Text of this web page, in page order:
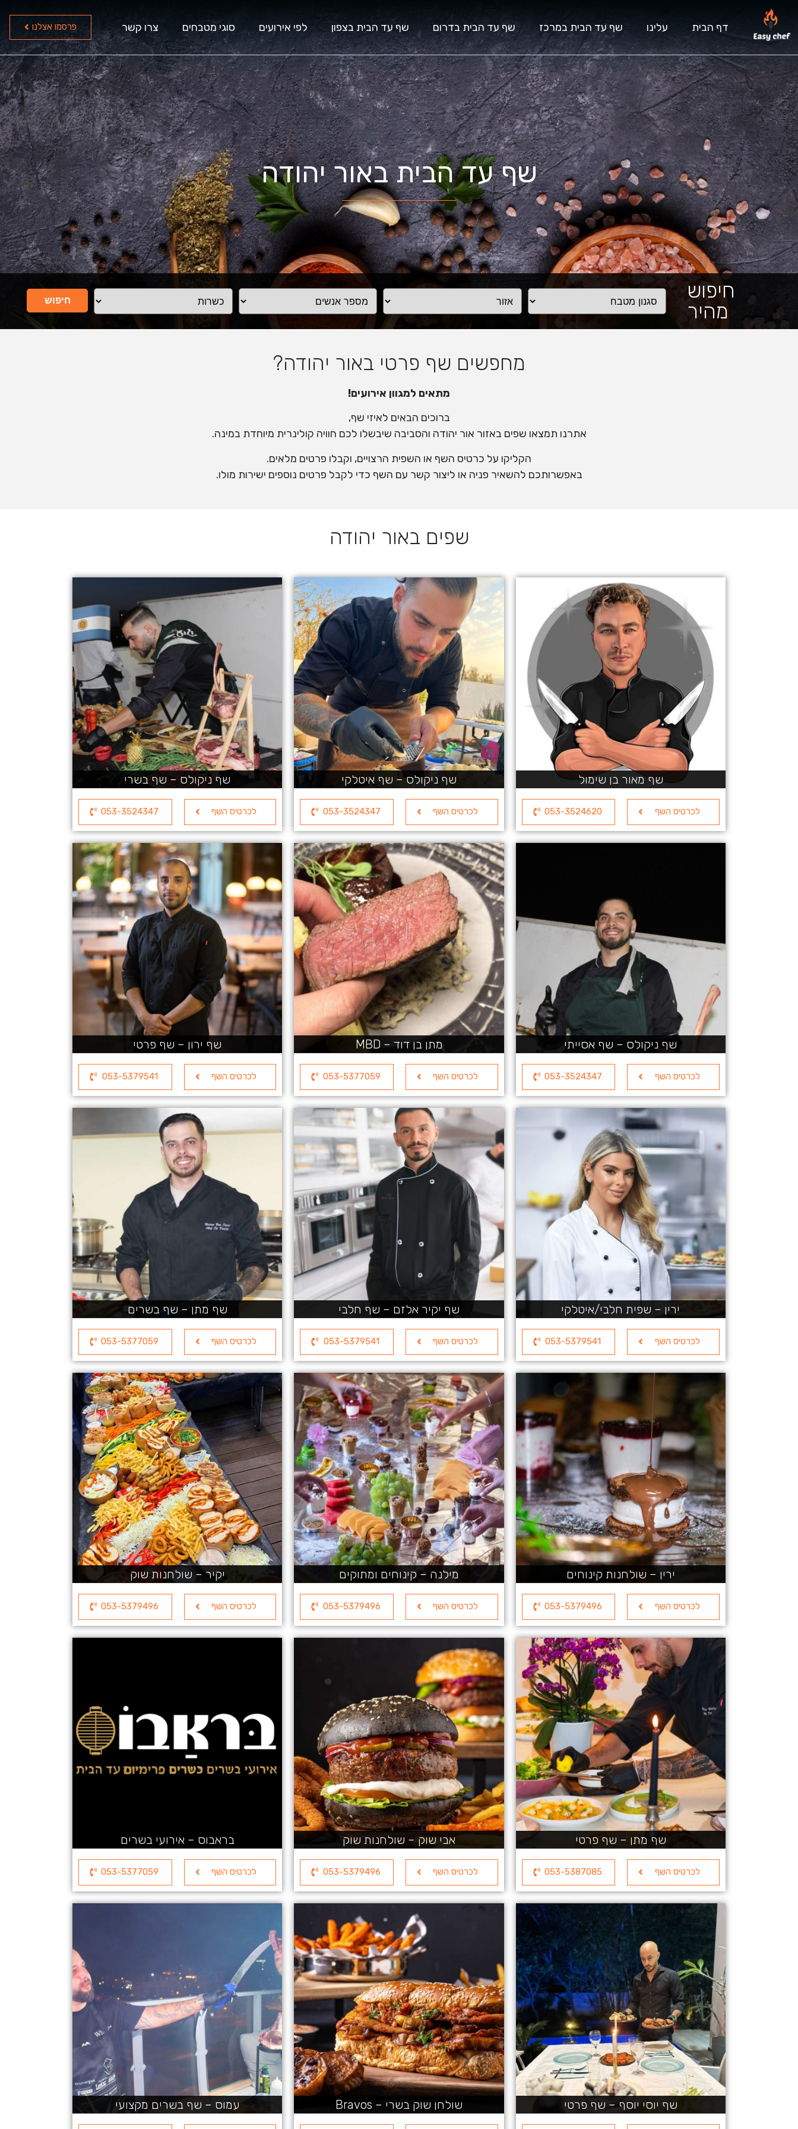
דף הבית עלינו שף עד הבית במרכז שף עד הבית בדרום שף עד הבית בצפון לפי אירועים סוגי מטבחים צרו קשר פרסמו אצלנו
שף עד הבית באור יהודה
חיפוש
מהיר
חיפוש
מחפשים שף פרטי באור יהודה?
מתאים למגוון אירועים!
ברוכים הבאים לאיזי שף,
אתרנו תמצאו שפים באזור אור יהודה והסביבה שיבשלו לכם חוויה קולינרית מיוחדת במינה.
הקליקו על כרטיס השף או השפית הרצויים, וקבלו פרטים מלאים.
באפשרותכם להשאיר פניה או ליצור קשר עם השף כדי לקבל פרטים נוספים ישירות מולו.
שפים באור יהודה
שף מאור בן שימול
לכרטיס השף 053-3524620
שף ניקולס – שף איטלקי
לכרטיס השף 053-3524347
שף ניקולס – שף בשרי
לכרטיס השף 053-3524347
שף ניקולס – שף אסייתי
לכרטיס השף 053-3524347
מתן בן דוד – MBD
לכרטיס השף 053-5377059
שף ירון – שף פרטי
לכרטיס השף 053-5379541
ירין – שפית חלבי/איטלקי
לכרטיס השף 053-5379541
שף יקיר אלזם – שף חלבי
לכרטיס השף 053-5379541
שף מתן – שף בשרים
לכרטיס השף 053-5377059
ירין – שולחנות קינוחים
לכרטיס השף 053-5379496
מילנה – קינוחים ומתוקים
לכרטיס השף 053-5379496
יקיר – שולחנות שוק
לכרטיס השף 053-5379496
שף מתן – שף פרטי
לכרטיס השף 053-5387085
אבי שוק – שולחנות שוק
לכרטיס השף 053-5379496
בראבוס – אירועי בשרים
לכרטיס השף 053-5377059
שף יוסי יוסף – שף פרטי שולחן שוק בשרי – Bravos עמוס – שף בשרים מקצועי